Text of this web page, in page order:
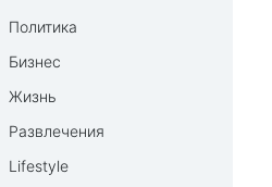
Политика
Бизнес
Жизнь
Развлечения
Lifestyle